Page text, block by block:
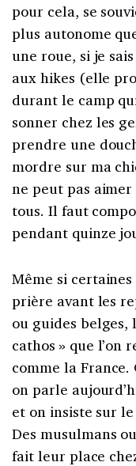
pour cela, se
plus autonome
une roue, si je
aux hikes (elle
durant le camp
sonner chez les
prendre une
mordre sur ma
ne peut pas
tous. Il faut
pendant quinze
Même si
prière avant les
ou guides belges,
cathos » que l’on
comme la France.
on parle
et on insiste sur
Des musulmans
fait leur place